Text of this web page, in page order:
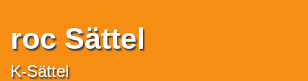
roc Sättel
K-Sättel